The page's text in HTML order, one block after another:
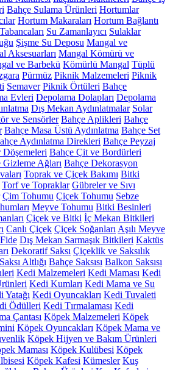
Bahçe Sulama Ürünleri Hortumlar
Hortum Makaraları Hortum Bağlantı
Su Zamanlayıcı Sulaklar
Şişme Su Deposu Mangal ve
Aksesuarları Mangal Kömürü ve
ve Barbekü Kömürlü Mangal Tüplü
Pürmüz Piknik Malzemeleri Piknik
Semaver Piknik Örtüleri Bahçe
Evleri Depolama Dolapları Depolama
Dış Mekan Aydınlatmalar Solar
ve Sensörler Bahçe Aplikleri Bahçe
Bahçe Masa Üstü Aydınlatma Bahçe Set
Aydınlatma Direkleri Bahçe Peyzaj
Döşemeleri Bahçe Çit ve Bordürleri
Gizleme Ağları Bahçe Dekorasyon
Toprak ve Çiçek Bakımı Bitki
Torf ve Topraklar Gübreler ve Sıvı
Çim Tohumu Çiçek Tohumu Sebze
Meyve Tohumu Bitki Besinleri
Çiçek ve Bitki İç Mekan Bitkileri
Canlı Çiçek Çiçek Soğanları Aşılı Meyve
Fide Dış Mekan Sarmaşık Bitkileri Kaktüs
Dekoratif Saksı Çiçeklik ve Saksılık
Saksı Altlığı Bahçe Saksısı Balkon Saksısı
Kedi Malzemeleri Kedi Maması Kedi
Kedi Kumları Kedi Mama ve Su
Yatağı Kedi Oyuncakları Kedi Tuvaleti
Ödülleri Kedi Tırmalaması Kedi
Çantası Köpek Malzemeleri Köpek
Köpek Oyuncakları Köpek Mama ve
Köpek Hijyen ve Bakım Ürünleri
Maması Köpek Kulübesi Köpek
Köpek Kafesi Kümesler Kuş